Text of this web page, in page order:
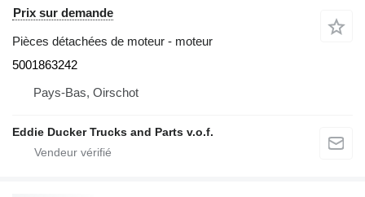
Prix sur demande
Pièces détachées de moteur - moteur
5001863242
Pays-Bas, Oirschot
Eddie Ducker Trucks and Parts v.o.f.